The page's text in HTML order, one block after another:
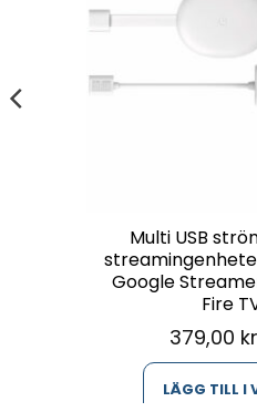
Multi USB
Google
Fire
379,00 kr
LÄGG TILL I